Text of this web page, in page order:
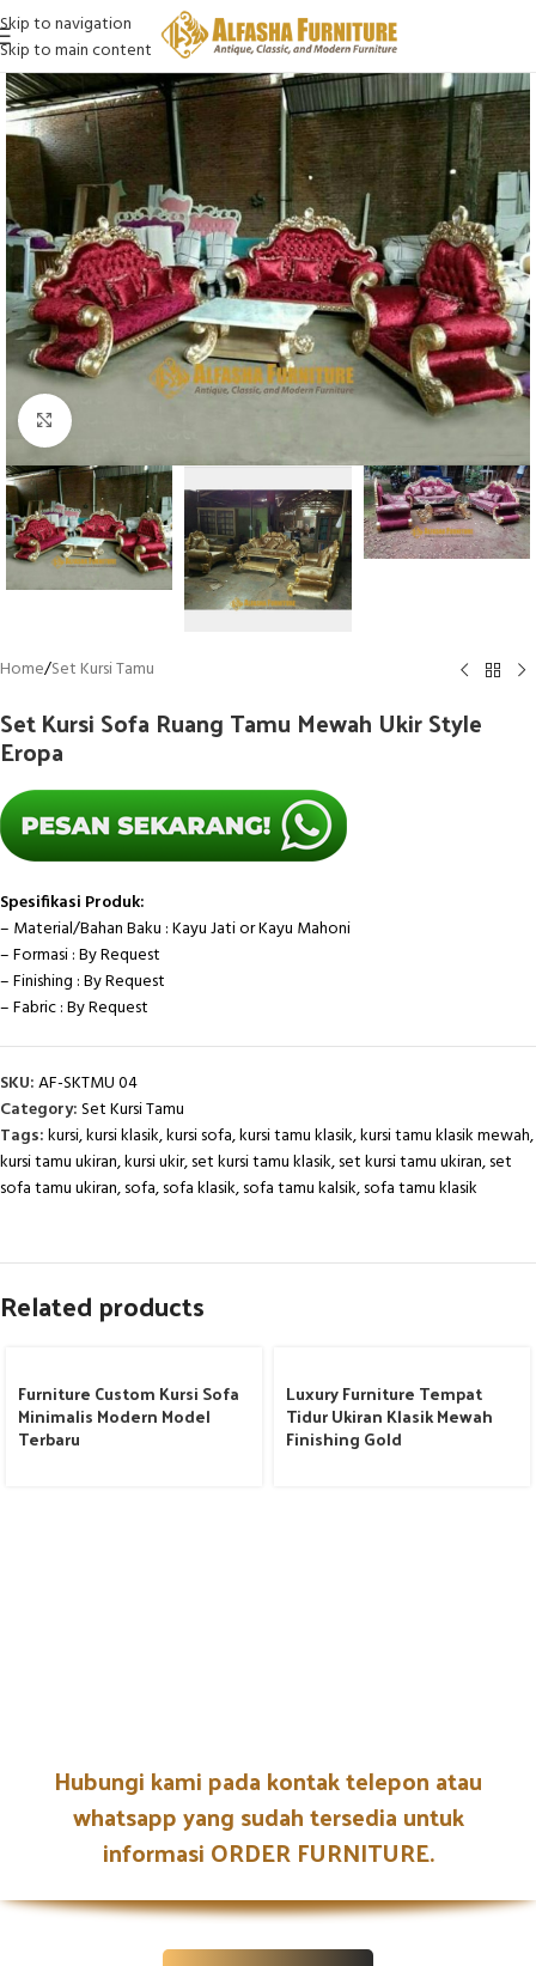
Skip to navigation
Skip to main content
Click to enlarge
Home/Set Kursi Tamu
Set Kursi Sofa Ruang Tamu Mewah Ukir Style
Eropa
Spesifikasi Produk:
– Material/Bahan Baku : Kayu Jati or Kayu Mahoni
– Formasi : By Request
– Finishing : By Request
– Fabric : By Request
SKU:AF-SKTMU 04
Category:Set Kursi Tamu
Tags:kursi,kursi klasik,kursi sofa,kursi tamu klasik,kursi tamu klasik mewah,
kursi tamu ukiran,kursi ukir,set kursi tamu klasik,set kursi tamu ukiran,set
sofa tamu ukiran,sofa,sofa klasik,sofa tamu kalsik,sofa tamu klasik
Related products
Furniture Custom Kursi Sofa
Minimalis Modern Model
Terbaru
Luxury Furniture Tempat
Tidur Ukiran Klasik Mewah
Finishing Gold
Hubungi kami pada kontak telepon atau
whatsapp yang sudah tersedia untuk
informasi ORDER FURNITURE.